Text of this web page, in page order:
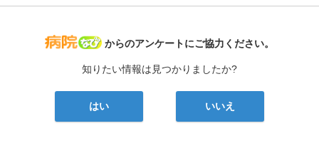
病院なび
からのアンケートにご協力ください。
知りたい情報は見つかりましたか?
はい いいえ